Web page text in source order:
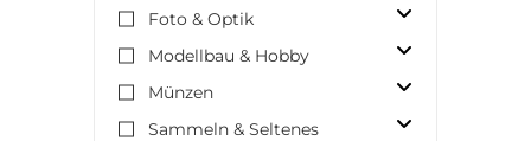
Foto & Optik
Modellbau & Hobby
Münzen
Sammeln & Seltenes